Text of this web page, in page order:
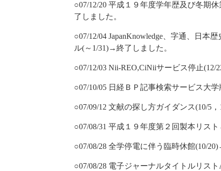
○07/12/20 平成１９年度学年歴及び冬期
了しました。
○07/12/04 JapanKnowledge、字通、日本
ル(～1/31)→終了しました。
○07/12/03 Nii-REO,CiNiiサービス停止
○07/10/05 日経ＢＰ記事検索サービス大
○07/09/12 文献の探し方ガイダンス(10/5
○07/08/31 平成１９年度第２回製本リス
○07/08/28 全学停電に伴う臨時休館(10/
○07/08/28 電子ジャーナルタイトルリス